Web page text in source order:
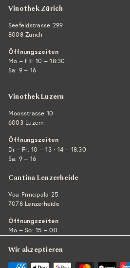
Vinothek Zürich
Seefeldstrasse 299
8008 Zürich
Öffnungszeiten
Mo – FR: 10 – 18:30
Sa: 9 – 16
Vinothek Luzern
Moosstrasse 10
6003 Luzern
Öffnungszeiten
Di – Fr: 10 – 13 · 14 – 18:30
Sa: 9 – 16
Cantina Lenzerheide
Voa Principala 25
7078 Lenzerheide
Öffnungszeiten
Mo – So: 15 – 00
Wir akzeptieren